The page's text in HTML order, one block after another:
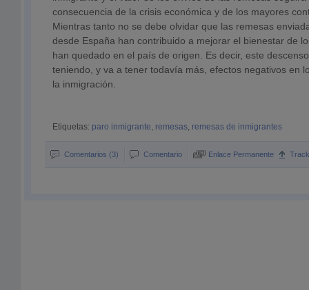
consecuencia de la crisis económica y de los mayores
Mientras tanto no se debe olvidar que las remesas
desde España han contribuido a mejorar el bienestar de
han quedado en el país de origen. Es decir, este
teniendo, y va a tener todavía más, efectos negativos en
la inmigración.
Etiquetas: paro inmigrante, remesas, remesas de inmigrantes
Comentarios (3) Comentario Enlace Permanente